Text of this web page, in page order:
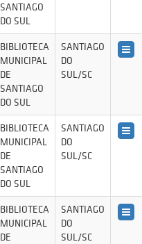
SANTIAGO
DO SUL
BIBLIOTECA
MUNICIPAL
DE
SANTIAGO
DO SUL
SANTIAGO
DO
SUL/SC
BIBLIOTECA
MUNICIPAL
DE
SANTIAGO
DO SUL
SANTIAGO
DO
SUL/SC
BIBLIOTECA
MUNICIPAL
DE
SANTIAGO
DO
SUL/SC